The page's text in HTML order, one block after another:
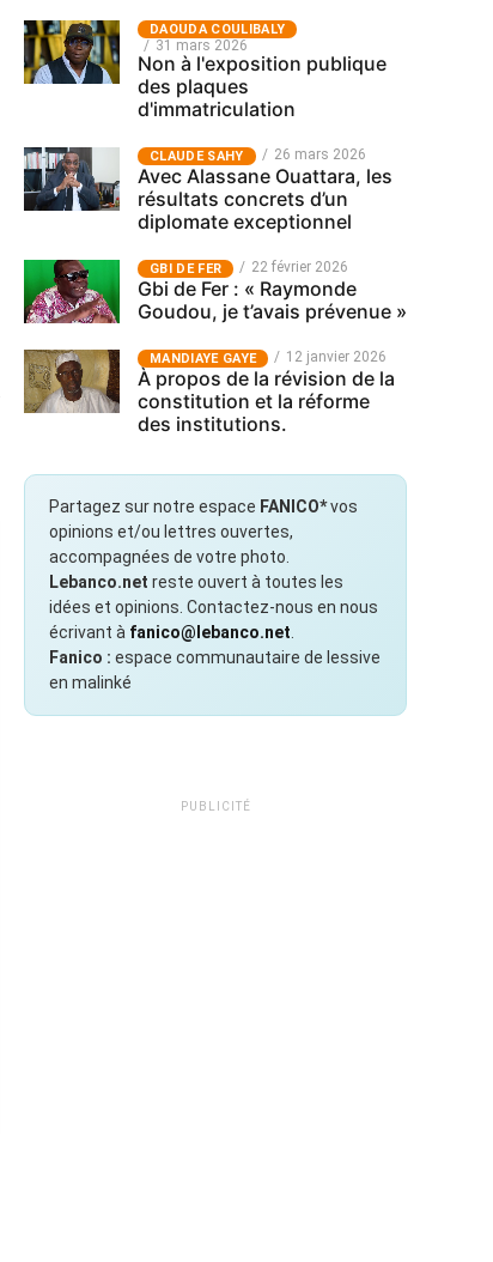
‎DAOUDA COULIBALY
31 mars 2026
Non à l'exposition publique
des plaques
d'immatriculation
CLAUDE SAHY 26 mars 2026
Avec Alassane Ouattara, les
résultats concrets d’un
diplomate exceptionnel
GBI DE FER 22 février 2026
Gbi de Fer : « Raymonde
Goudou, je t’avais prévenue »
MANDIAYE GAYE 12 janvier 2026
À propos de la révision de la
constitution et la réforme
des institutions.
Partagez sur notre espace FANICO*vos
opinions et/ou lettres ouvertes,
accompagnées de votre photo.
Lebanco.net reste ouvert à toutes les
idées et opinions. Contactez-nous en nous
écrivant à fanico@lebanco.net
Fanico : espace communautaire de lessive
en malinké
PUBLICITÉ